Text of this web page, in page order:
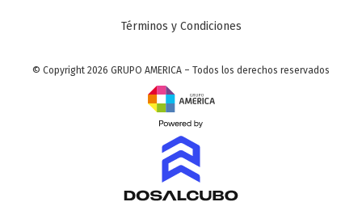
Términos y Condiciones
© Copyright 2026 GRUPO AMERICA – Todos los derechos reservados